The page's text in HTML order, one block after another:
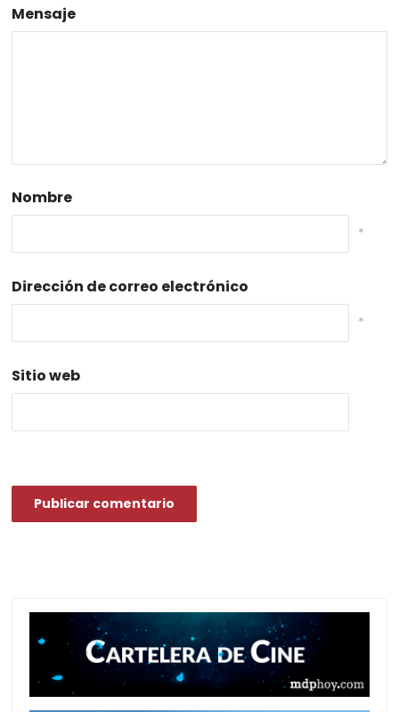
Mensaje
Nombre
*
Dirección de correo electrónico
*
Sitio web